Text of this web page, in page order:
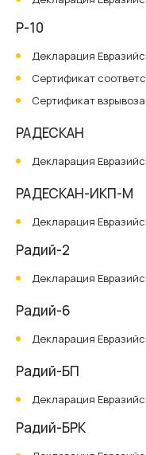
Р-10
Декларация
Сертификат
Сертификат
РАДЕСКАН
Декларация
РАДЕСКАН-ИКП-М
Декларация
Радий-2
Декларация
Радий-6
Декларация
Радий-БП
Декларация
Радий-БРК